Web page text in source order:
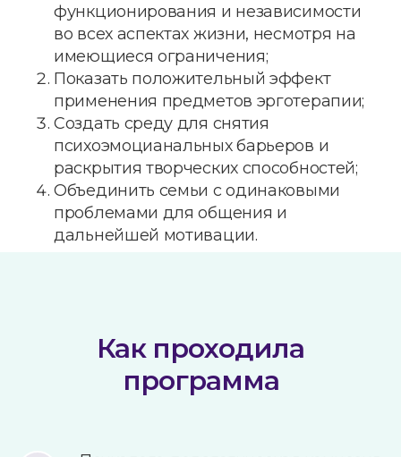
функционирования и независимости
во всех аспектах жизни, несмотря на
имеющиеся ограничения;
Показать положительный эффект
применения предметов эрготерапии;
Создать среду для снятия
психоэмоцианальных барьеров и
раскрытия творческих способностей;
Объединить семьи с одинаковыми
проблемами для общения и
дальнейшей мотивации.
Как проходила
программа